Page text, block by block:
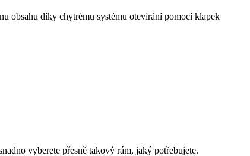
obsahu díky chytrému systému otevírání pomocí klapek
vyberete přesně takový rám, jaký potřebujete.